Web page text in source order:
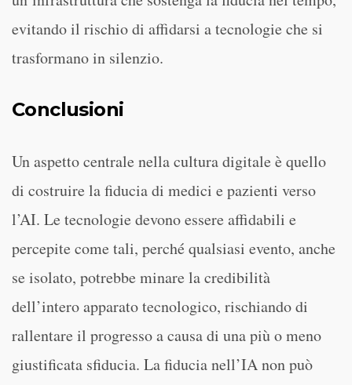
evitando il rischio di affidarsi a tecnologie che si
trasformano in silenzio.
Conclusioni
Un aspetto centrale nella cultura digitale è quello
di costruire la fiducia di medici e pazienti verso
l’AI. Le tecnologie devono essere affidabili e
percepite come tali, perché qualsiasi evento, anche
se isolato, potrebbe minare la credibilità
dell’intero apparato tecnologico, rischiando di
rallentare il progresso a causa di una più o meno
giustificata sfiducia. La fiducia nell’IA non può